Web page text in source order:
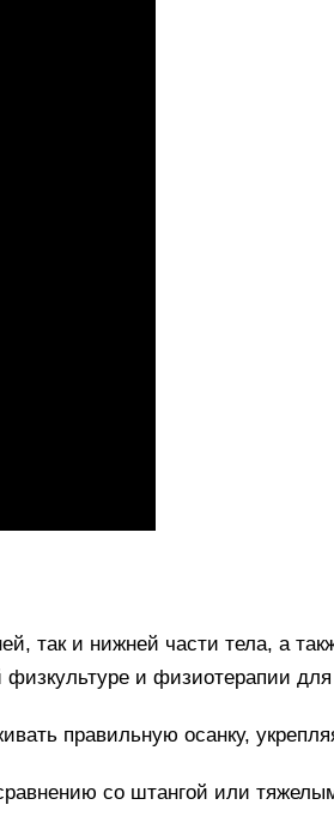
так и нижней части тела, а
физкультуре и физиотерапии для
правильную осанку,
со штангой или